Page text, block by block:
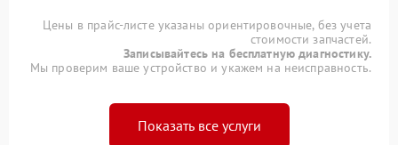
Цены в прайс-листе указаны ориентировочные, без учета
стоимости запчастей.
Записывайтесь на бесплатную диагностику.
Мы проверим ваше устройство и укажем на неисправность.
Показать все услуги